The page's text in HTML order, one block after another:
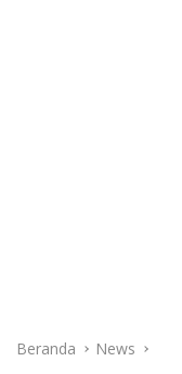
Beranda News